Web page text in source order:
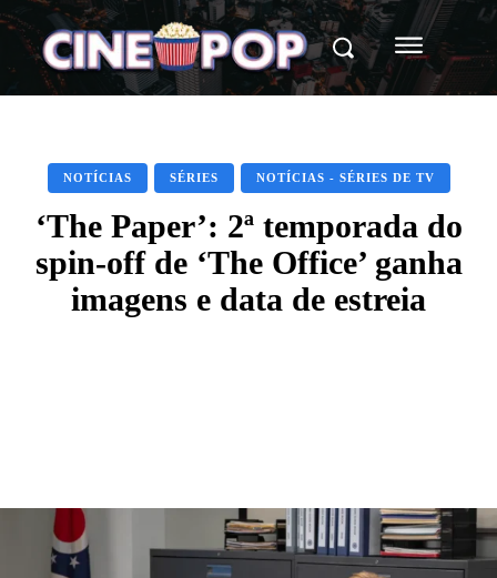
NOTÍCIAS SÉRIES NOTÍCIAS - SÉRIES DE TV
‘The Paper’: 2ª temporada do
spin-off de ‘The Office’ ganha
imagens e data de estreia